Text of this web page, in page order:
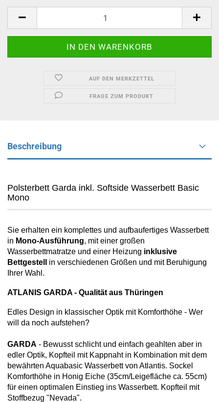
AUF DEN MERKZETTEL
FRAGE ZUM PRODUKT
Beschreibung
Polsterbett Garda inkl. Softside Wasserbett Basic
Mono
Sie erhalten ein komplettes und aufbaufertiges Wasserbett
in Mono-Ausführung, mit einer großen
Wasserbettmatratze und einer Heizung inklusive
Bettgestell
in verschiedenen Größen und mit Beruhigung
Ihrer Wahl.
ATLANIS GARDA - Qualität aus Thüringen
Edles Design in klassischer Optik mit Komforthöhe - Wer
will da noch aufstehen?
GARDA - Bewusst schlicht und einfach geahlten aber in
edler Optik, Kopfteil mit Kappnaht in Kombination mit dem
bewährten Aquabasic Wasserbett von Atlantis. Sockel
Komforthöhe in Honig Eiche (35cm/Leigefläche ca. 55cm)
für einen optimalen Einstieg ins Wasserbett. Kopfteil mit
Stoffbezug "Nevada".